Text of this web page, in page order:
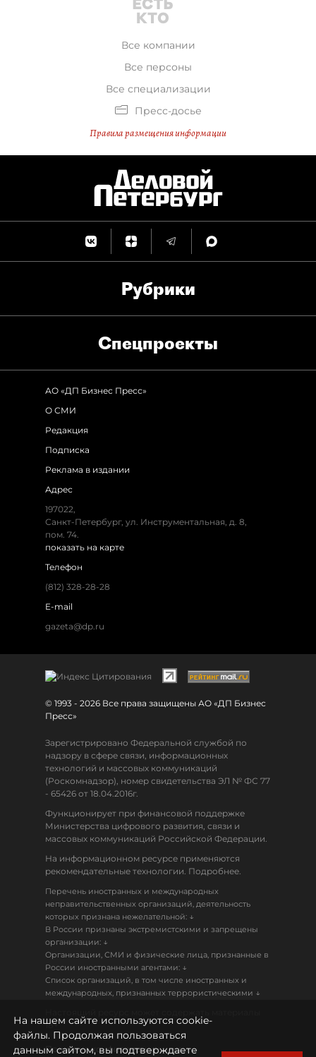
Все компании
Все персоны
Все специализации
Пресс-досье
Правила размещения информации
Рубрики
Спец­проекты
АО «ДП Бизнес Пресс»
О СМИ
Редакция
Подписка
Реклама в издании
Адрес
197022,
Санкт-Петербург, ул. Инструментальная, д. 8,
пом. 74.
показать на карте
Телефон
(812) 328-28-28
E-mail
gazeta@dp.ru
© 1993 - 2026 Все права защищены АО «ДП Бизнес
Пресс»
Зарегистрировано Федеральной службой по
надзору в сфере связи, информационных
технологий и массовых коммуникаций
(Роскомнадзор), номер свидетельства ЭЛ № ФС 77
- 65426 от 18.04.2016г.
Функционирует при финансовой поддержке
Министерства цифрового развития, связи и
массовых коммуникаций Российской Федерации.
На информационном ресурсе применяются
рекомендательные технологии. Подробнее.
Перечень иностранных и международных
неправительственных организаций, деятельность
которых признана нежелательной: ↓
В России признаны экстремистскими и запрещены
организации: ↓
Организации, СМИ и физические лица, признанные в
России иностранными агентами: ↓
Список организаций, в том числе иностранных и
международных, признанных террористическими ↓
18+
Политика конфиденциальности
На нашем сайте используются cookie-
файлы. Продолжая пользоваться
данным сайтом, вы подтверждаете